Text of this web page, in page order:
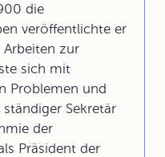
die
veröffentlichte er
zur
sich mit
Problemen und
Sekretär
der
Präsident der